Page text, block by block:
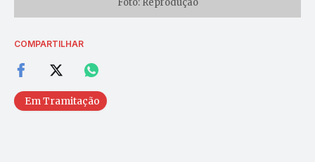
Foto: Reprodução
COMPARTILHAR
Em Tramitação